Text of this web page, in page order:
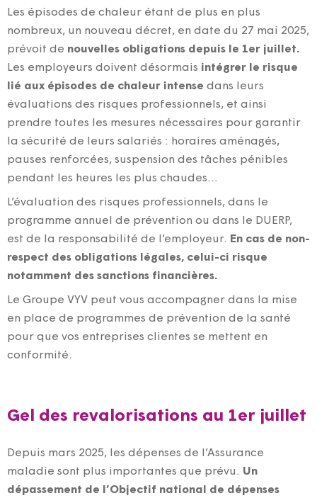
Les épisodes de chaleur étant de plus en plus
nombreux, un nouveau décret, en date du 27 mai 2025,
prévoit de nouvelles obligations depuis le 1er juillet.
Les employeurs doivent désormais intégrer
le risque
lié aux épisodes de chaleur intense dans leurs
évaluations des risques professionnels, et ainsi
prendre toutes les mesures nécessaires pour garantir
la sécurité de leurs salariés : horaires aménagés,
pauses renforcées, suspension des tâches pénibles
pendant les heures les plus chaudes…
L’évaluation des risques professionnels, dans le
programme annuel de prévention ou dans le DUERP,
est de la responsabilité de l’employeur. En cas de non-
respect des obligations légales, celui-ci risque
notamment des sanctions financières.
Le Groupe VYV peut vous accompagner dans la mise
en place de programmes de prévention de la santé
pour que vos entreprises clientes se mettent en
conformité.
Gel des revalorisations au 1er juillet
Depuis mars 2025, les dépenses de l’Assurance
maladie sont plus importantes que prévu. Un
dépassement de l’Objectif national de dépenses